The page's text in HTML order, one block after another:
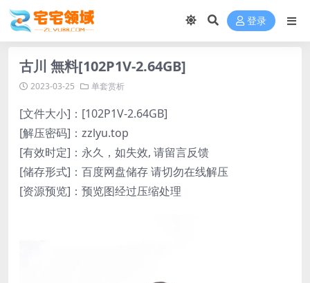
登录
古川 無料[102P1V-2.64GB]
2023-03-25 单套赏析
[文件大小]：[102P1V-2.64GB]
[解压密码]：zzlyu.top
[有效时定]：永久，如失效, 请留言反馈
[储存形式]：百度网盘储存 请切勿在线解压
[资源预览]：预览图经过压缩处理